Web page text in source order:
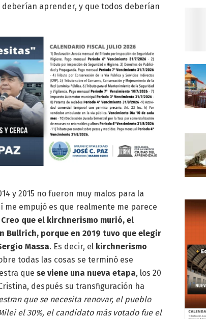
deberían aprender, y que todos deberían
y 2015 no fueron muy malos para la
empujó es que realmente me parece
Creo que el kirchnerismo murió, el
Bullrich, porque en 2019 tuvo que elegir
Massa. Es decir, el kirchnerismo
todas las cosas se terminó ese
que se viene una nueva etapa, los 20
después su transfiguración ha
que se necesita renovar, el pueblo
el 30%, el candidato más votado fue el